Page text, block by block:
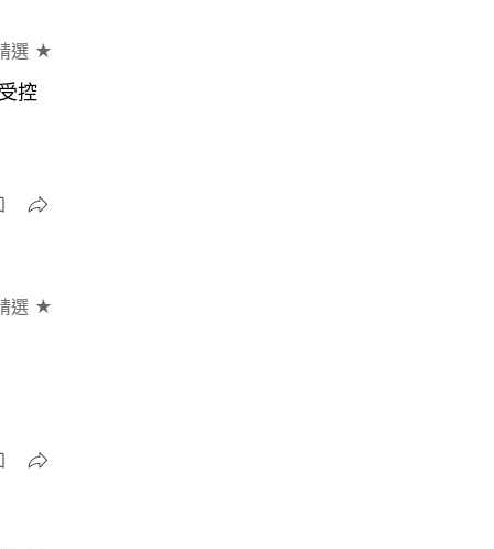
選 ★
控
選 ★